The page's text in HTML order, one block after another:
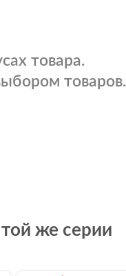
товара.
товаров.
же серии